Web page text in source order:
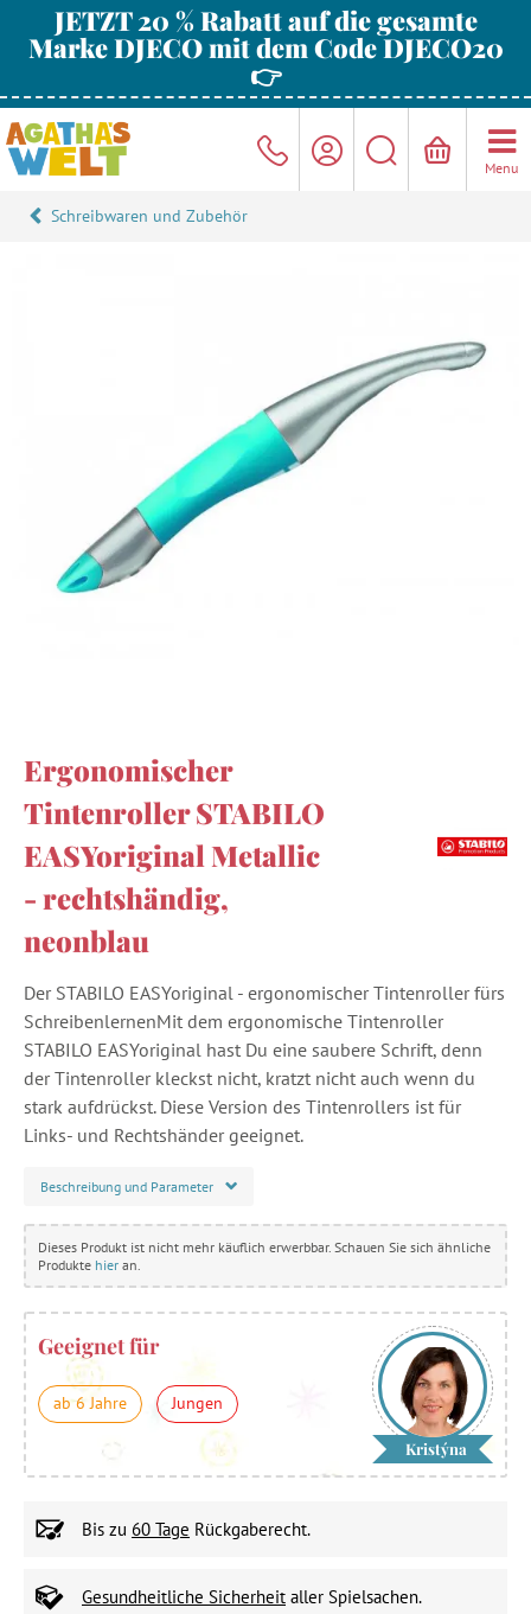
JETZT 20 % Rabatt auf die gesamte
Marke DJECO mit dem Code DJECO20
👉
Menu
Schreibwaren und Zubehör
Ergonomischer
Tintenroller STABILO
EASYoriginal Metallic
- rechtshändig,
neonblau
Der STABILO EASYoriginal - ergonomischer Tintenroller fürs
SchreibenlernenMit dem ergonomische Tintenroller
STABILO EASYoriginal hast Du eine saubere Schrift, denn
der Tintenroller kleckst nicht, kratzt nicht auch wenn du
stark aufdrückst. Diese Version des Tintenrollers ist für
Links- und Rechtshänder geeignet.
Beschreibung und Parameter
Dieses Produkt ist nicht mehr käuflich erwerbbar. Schauen Sie sich ähnliche
Produkte hier an.
Geeignet für
ab 6 Jahre Jungen
Kristýna
Bis zu 60 Tage Rückgaberecht.
Gesundheitliche Sicherheit aller Spielsachen.